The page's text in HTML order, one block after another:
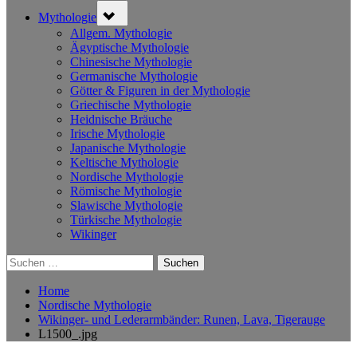
Mythologie sub-
menu
Allgem. Mythologie
Ägyptische Mythologie
Chinesische Mythologie
Germanische Mythologie
Götter & Figuren in der Mythologie
Griechische Mythologie
Heidnische Bräuche
Irische Mythologie
Japanische Mythologie
Keltische Mythologie
Nordische Mythologie
Römische Mythologie
Slawische Mythologie
Türkische Mythologie
Wikinger
Suchen
nach:
Home
Nordische Mythologie
Wikinger- und Lederarmbänder: Runen, Lava, Tigerauge
L1500_.jpg